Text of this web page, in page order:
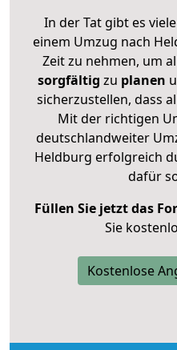
In der Tat gibt es
einem Umzug nach
Zeit zu nehmen, um
sorgfältig zu planen
sicherzustellen, dass
Mit der richtigen
deutschlandweiter
Heldburg erfolgreich
dafür
Füllen Sie jetzt das
Sie
Kostenlose